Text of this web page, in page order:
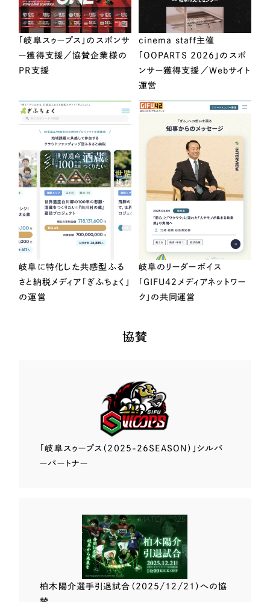
「岐阜スゥープス」のスポンサ
ー獲得支援／協賛企業様の
PR支援
cinema staff主催
「OOPARTS 2026」のスポ
ンサー獲得支援／Webサイト
運営
岐阜に特化した共感型ふる
さと納税メディア「ぎふちょく」
の運営
岐阜のリーダーボイス
「GIFU42メディアネットワー
ク」の共同運営
協賛
「岐阜スゥープス （2025-26SEASON）」 シルバ
ーパートナー
柏木陽介選手引退試合（2025/12/21）への協